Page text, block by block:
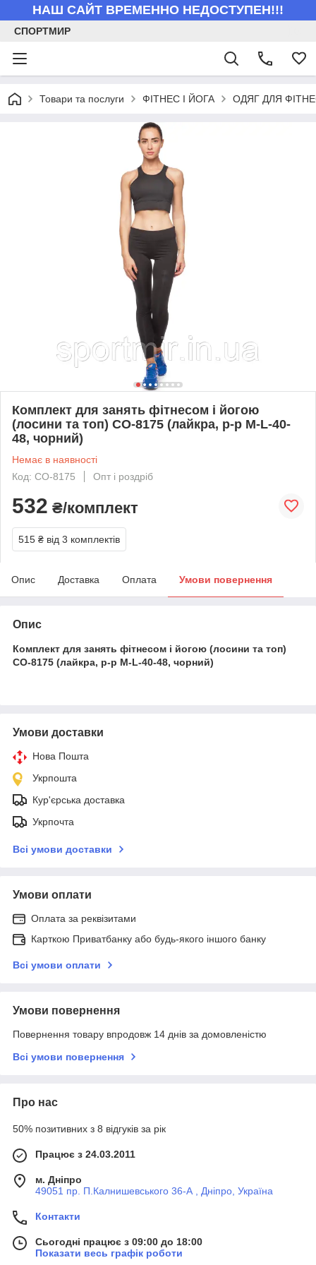
НАШ САЙТ ВРЕМЕННО НЕДОСТУПЕН!!!
СПОРТМИР
Товари та послуги ФІТНЕС І ЙОГА ОДЯГ ДЛЯ
Комплект для занять фітнесом і йогою
(лосини та топ) CO-8175 (лайкра, р-р M-L-40-
48, чорний)
Немає в наявності
Код: CO-8175
Опт і роздріб
532 ₴/комплект
515 ₴ від 3 комплектів
Опис Доставка Оплата Умови повернення
Опис
Комплект для занять фітнесом і йогою (лосини та топ)
CO-8175 (лайкра, р-р M-L-40-48, чорний)
Умови доставки
Нова Пошта
Укрпошта
Кур'єрська доставка
Укрпочта
Всі умови доставки
Умови оплати
Оплата за реквізитами
Карткою Приватбанку або будь-якого іншого банку
Всі умови оплати
Умови повернення
Повернення товару впродовж 14 днів за домовленістю
Всі умови повернення
Про нас
50% позитивних з 8 відгуків за рік
Працює з 24.03.2011
м. Дніпро
49051 пр. П.Калнишевського 36-А , Дніпро, Україна
Контакти
Сьогодні працює з 09:00 до 18:00
Показати весь графік роботи